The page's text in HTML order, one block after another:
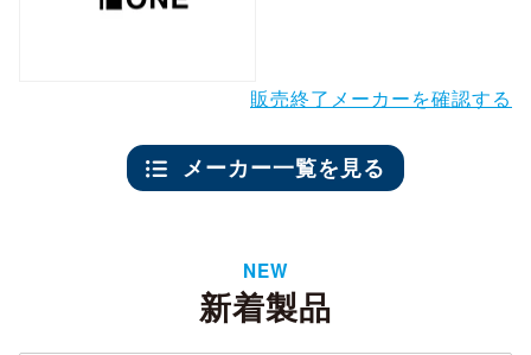
販売終了メーカーを確認する
メーカー一覧を見る
NEW
新着製品